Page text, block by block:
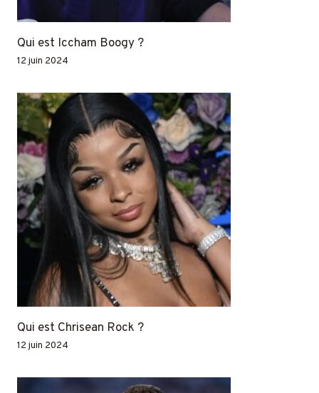
Qui est Iccham Boogy ?
12 juin 2024
Qui est Chrisean Rock ?
12 juin 2024